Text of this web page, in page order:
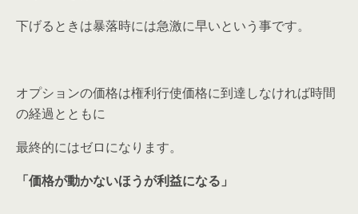
下げるときは暴落時には急激に早いという事です。
オプションの価格は権利行使価格に到達しなければ時間
の経過とともに
最終的にはゼロになります。
「価格が動かないほうが利益になる」